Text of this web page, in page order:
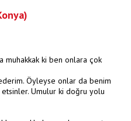
muhakkak ki ben onlara çok
Öyleyse onlar da benim
Umulur ki doğru yolu